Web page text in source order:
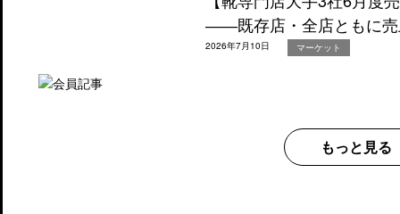
――既存店・全店ともに売
2026年7月10日 マーケット
もっと見る